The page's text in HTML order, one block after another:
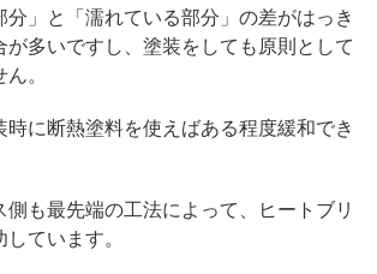
分」と「濡れている部分」の差がはっき
が多いですし、塗装をしても原則として
。
時に断熱塗料を使えばある程度緩和でき
側も最先端の工法によって、ヒートブリ
ています。